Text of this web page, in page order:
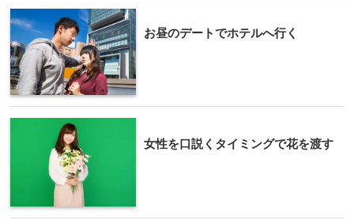
お昼のデートでホテルへ行く
女性を口説くタイミングで花を渡す